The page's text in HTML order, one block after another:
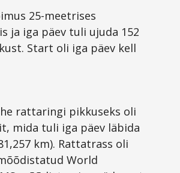
25-meetrises
ja iga päev tuli ujuda 152
Start oli iga päev kell
rattaringi pikkuseks oli
mida tuli iga päev läbida
km). Rattatrass oli
World